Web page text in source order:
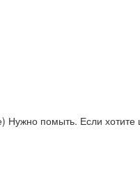
помыть. Если хотите